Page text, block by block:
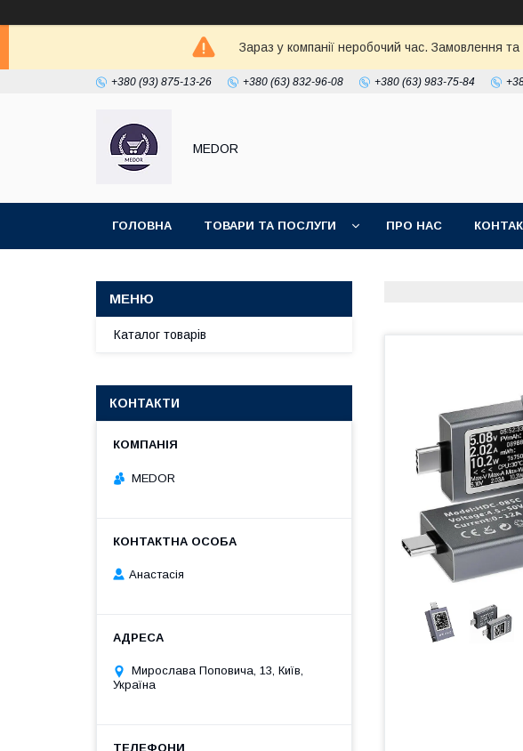
Зараз у компанії неробочий час. Замовлення
+380 (93) 875-13-26 +380 (63) 832-96-08 +380 (63) 983-75-84
MEDOR
ГОЛОВНА ТОВАРИ ТА ПОСЛУГИ ПРО НАС
Каталог товарів
КОНТАКТИ
MEDOR
Анастасія
Мирослава Поповича, 13, Київ,
Україна